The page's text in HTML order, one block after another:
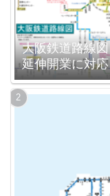
大阪鉄道路線
延伸開業に対